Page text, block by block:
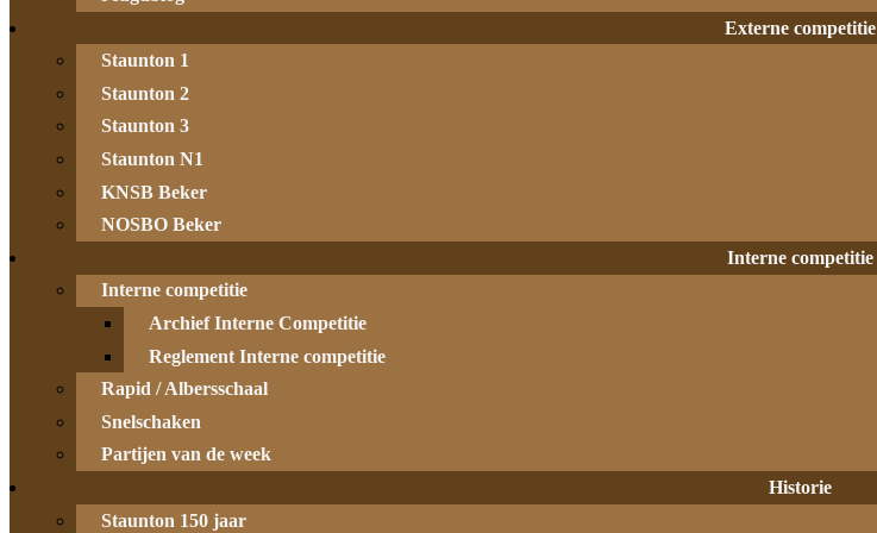
Externe competitie
Staunton 1
Staunton 2
Staunton 3
Staunton N1
KNSB Beker
NOSBO Beker
Interne competitie
Interne competitie
Archief Interne Competitie
Reglement Interne competitie
Rapid / Albersschaal
Snelschaken
Partijen van de week
Historie
Staunton 150 jaar